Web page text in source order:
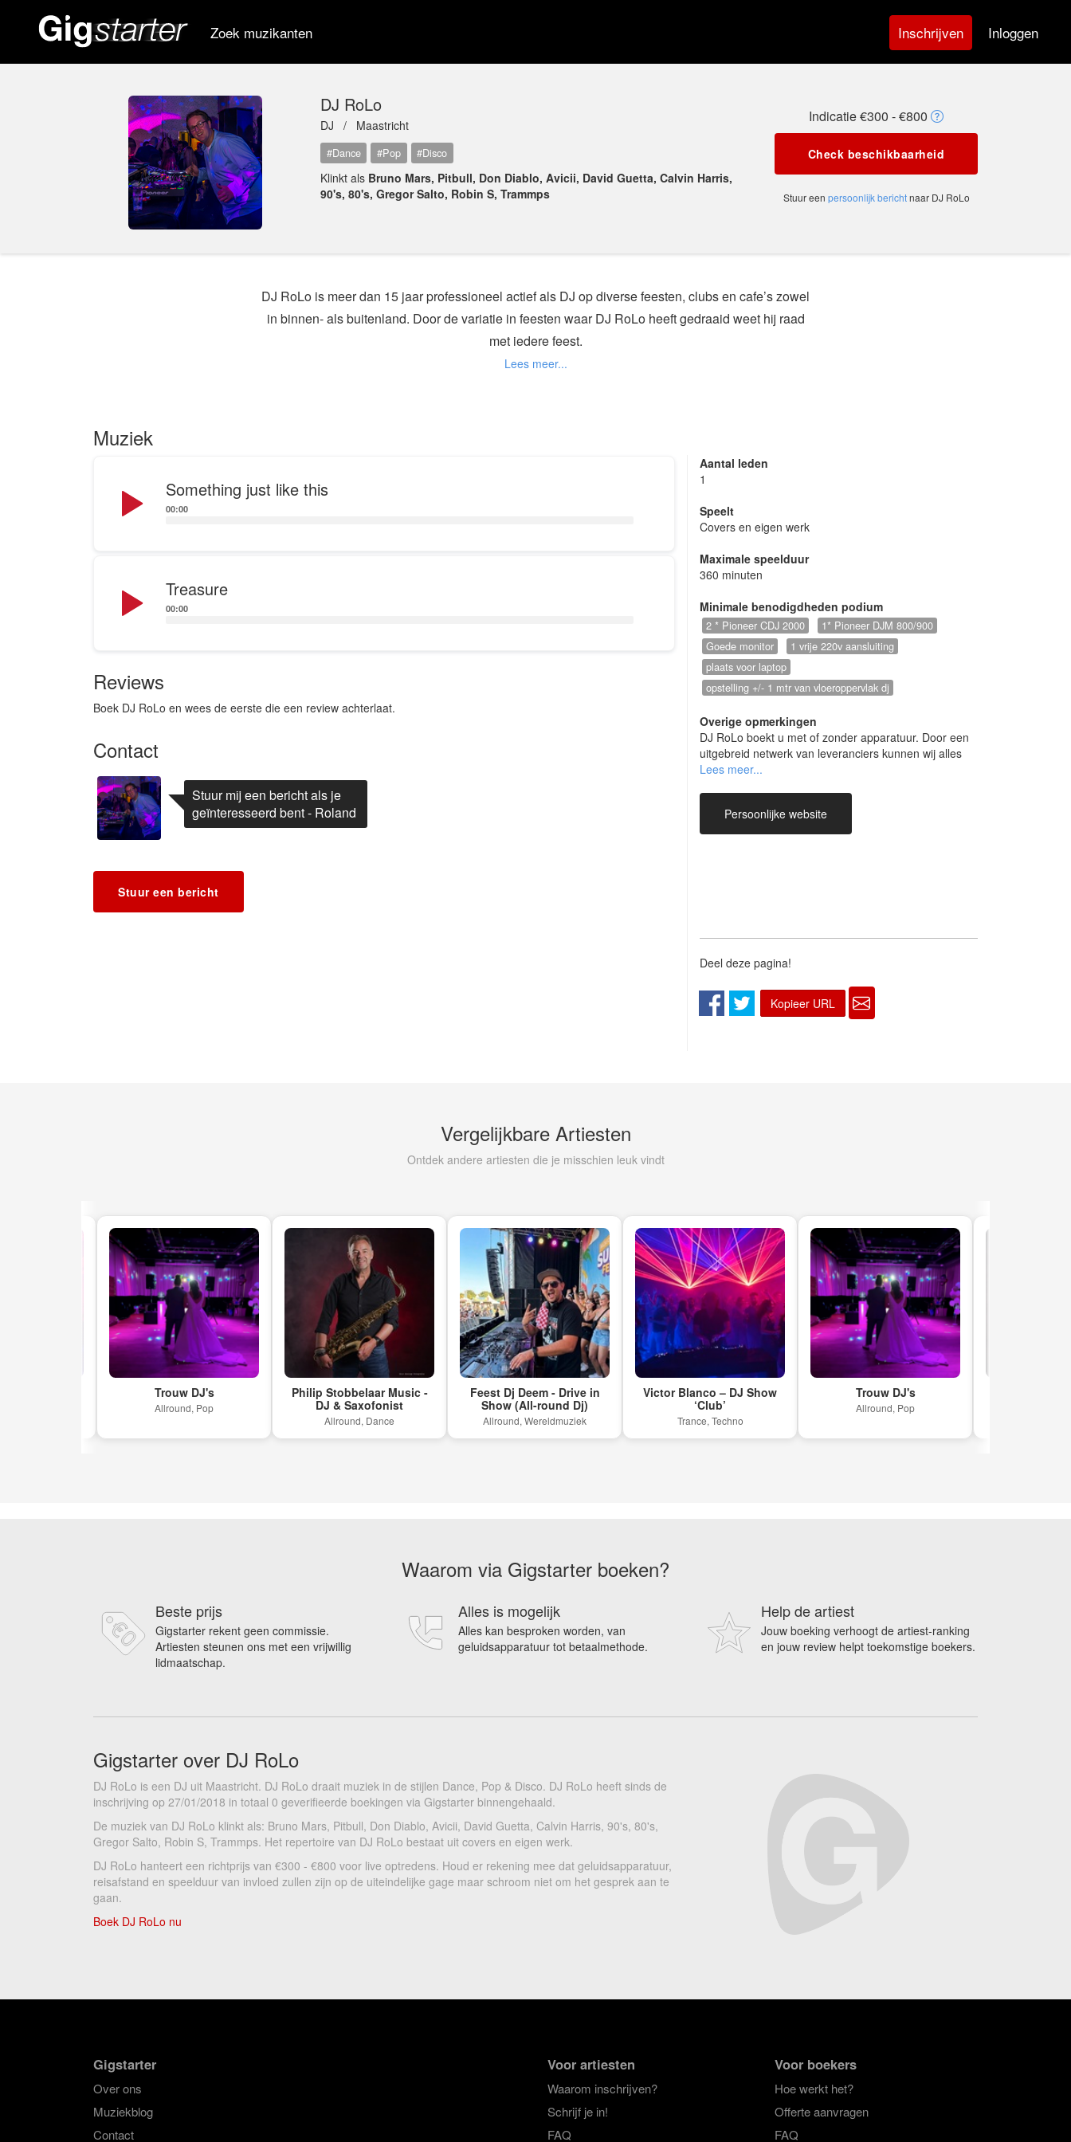
Zoek muzikanten Inschrijven Inloggen
DJ RoLo
DJ / Maastricht
#Dance #Pop #Disco
Klinkt als Bruno Mars, Pitbull, Don Diablo, Avicii, David Guetta, Calvin Harris,
90's, 80's, Gregor Salto, Robin S, Trammps
Indicatie €300 - €800
Check beschikbaarheid
Stuur een persoonlijk berichtnaar DJ RoLo
DJ RoLo is meer dan 15 jaar professioneel actief als DJ op diverse feesten, clubs en cafe’s zowel
in binnen- als buitenland. Door de variatie in feesten waar DJ RoLo heeft gedraaid weet hij raad
met iedere feest.
Het toverwoord is dan ook Mainstream, muziek die voor iedereen herkenbaar is. Zo zal er voor al
uw verschillende gasten regelmatig een goede dansplaat voorbij komen zodat iedereen met de
Muziek
Something just like this
Player
00:00
Treasure
Player
00:00
Reviews
Boek DJ RoLo en wees de eerste die een review achterlaat.
Contact
Stuur mij een bericht als je
geïnteresseerd bent - Roland
Stuur een bericht
Aantal leden
1
Speelt
Covers en eigen werk
Maximale speelduur
360 minuten
Minimale benodigdheden podium
2 * Pioneer CDJ 2000
1* Pioneer DJM 800/900
Goede monitor
1 vrije 220v aansluiting
plaats voor laptop
opstelling +/- 1 mtr van vloeroppervlak dj
Overige opmerkingen
DJ RoLo boekt u met of zonder apparatuur. Door een
uitgebreid netwerk van leveranciers kunnen wij alles
leveren voor iedere locatie.
Persoonlijke website
Deel deze pagina!
Kopieer URL
Vergelijkbare Artiesten
Ontdek andere artiesten die je misschien leuk vindt
Trouw DJ's
Allround, Pop
Philip Stobbelaar Music -
DJ & Saxofonist
Allround, Dance
Feest Dj Deem - Drive in
Show (All-round Dj)
Allround, Wereldmuziek
Victor Blanco – DJ Show
‘Club’
Trance, Techno
Trouw DJ's
Allround, Pop
Waarom via Gigstarter boeken?
Beste prijs
Gigstarter rekent geen commissie.
Artiesten steunen ons met een vrijwillig
lidmaatschap.
Alles is mogelijk
Alles kan besproken worden, van
geluidsapparatuur tot betaalmethode.
Help de artiest
Jouw boeking verhoogt de artiest-ranking
en jouw review helpt toekomstige boekers.
Gigstarter over DJ RoLo
DJ RoLo is een DJ uit Maastricht. DJ RoLo draait muziek in de stijlen Dance, Pop & Disco. DJ RoLo heeft sinds de
inschrijving op 27/01/2018 in totaal 0 geverifieerde boekingen via Gigstarter binnengehaald.
De muziek van DJ RoLo klinkt als: Bruno Mars, Pitbull, Don Diablo, Avicii, David Guetta, Calvin Harris, 90's, 80's,
Gregor Salto, Robin S, Trammps. Het repertoire van DJ RoLo bestaat uit covers en eigen werk.
DJ RoLo hanteert een richtprijs van €300 - €800 voor live optredens. Houd er rekening mee dat geluidsapparatuur,
reisafstand en speelduur van invloed zullen zijn op de uiteindelijke gage maar schroom niet om het gesprek aan te
gaan.
Boek DJ RoLo nu
Voor artiesten
Waarom inschrijven?
Schrijf je in!
FAQ
Voor boekers
Hoe werkt het?
Offerte aanvragen
FAQ
Gigstarter
Over ons
Muziekblog
Contact